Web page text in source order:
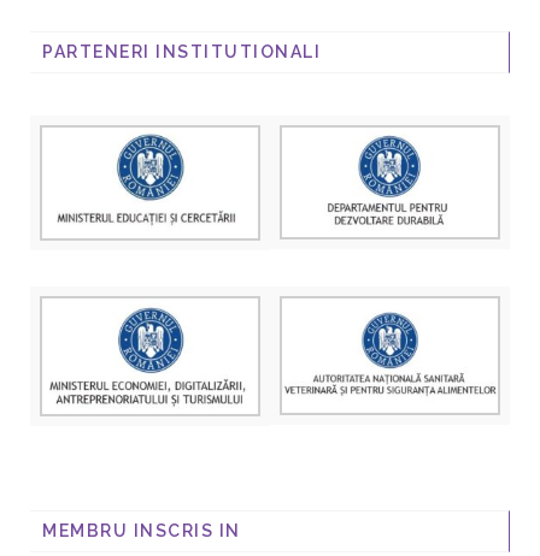
PARTENERI INSTITUTIONALI
MEMBRU INSCRIS IN